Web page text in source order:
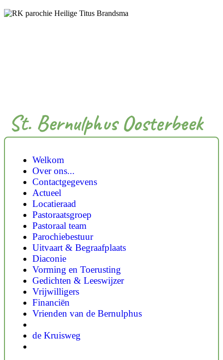
St. Bernulphus Oosterbeek
Welkom
Over ons...
Contactgegevens
Actueel
Locatieraad
Pastoraatsgroep
Pastoraal team
Parochiebestuur
Uitvaart & Begraafplaats
Diaconie
Vorming en Toerusting
Gedichten & Leeswijzer
Vrijwilligers
Financiën
Vrienden van de Bernulphus
de Kruisweg